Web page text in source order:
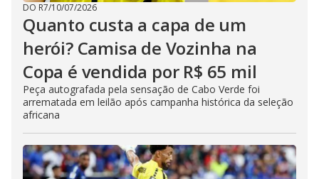
DO R7/10/07/2026
Quanto custa a capa de um
herói? Camisa de Vozinha na
Copa é vendida por R$ 65 mil
Peça autografada pela sensação de Cabo Verde foi
arrematada em leilão após campanha histórica da seleção
africana